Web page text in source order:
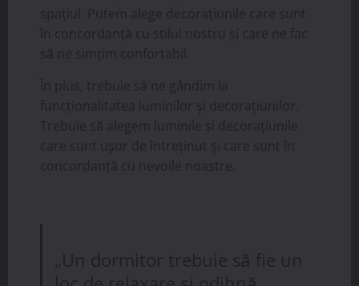
spațiul. Putem alege decorațiunile care sunt
în concordanță cu stilul nostru și care ne fac
să ne simțim confortabil.
În plus, trebuie să ne gândim la
funcționalitatea luminilor și decorațiunilor.
Trebuie să alegem luminile și decorațiunile
care sunt ușor de întreținut și care sunt în
concordanță cu nevoile noastre.
„Un dormitor trebuie să fie un